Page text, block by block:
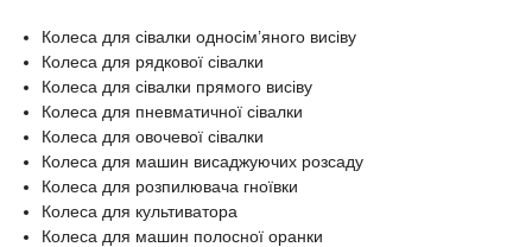
Колеса для сівалки односім’яного висіву
Колеса для рядкової сівалки
Колеса для сівалки прямого висіву
Колеса для пневматичної сівалки
Колеса для овочевої сівалки
Колеса для машин висаджуючих розсаду
Колеса для розпилювача гноївки
Колеса для культиватора
Колеса для машин полосної оранки